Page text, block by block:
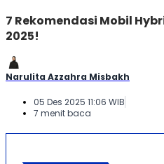
7 Rekomendasi Mobil
2025!
Narulita Azzahra Misbakh
05 Des 2025 11:06 WIB
7 menit baca